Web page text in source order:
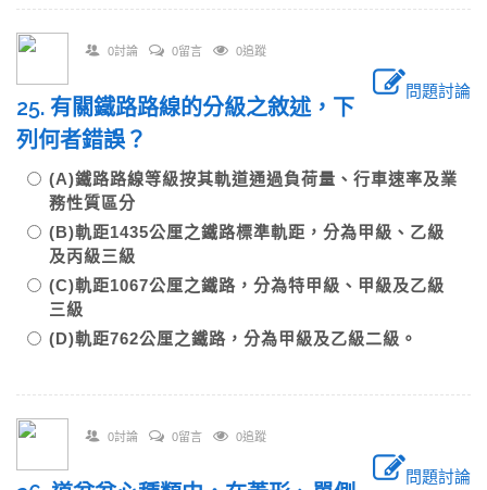
0討論 0留言 0追蹤
問題討論
25. 有關鐵路路線的分級之敘述，下
列何者錯誤？
(A)鐵路路線等級按其軌道通過負荷量、行車速率及業
務性質區分
(B)軌距1435公厘之鐵路標準軌距，分為甲級、乙級
及丙級三級
(C)軌距1067公厘之鐵路，分為特甲級、甲級及乙級
三級
(D)軌距762公厘之鐵路，分為甲級及乙級二級。
0討論 0留言 0追蹤
問題討論